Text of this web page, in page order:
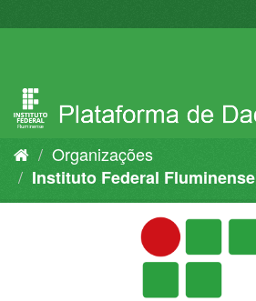
para
Organizações
Instituto Federal Fluminense